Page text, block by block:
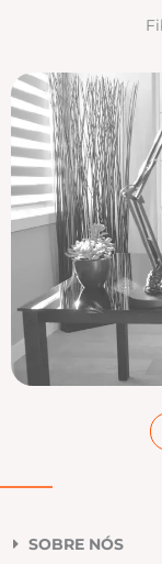
SOBRE NÓS